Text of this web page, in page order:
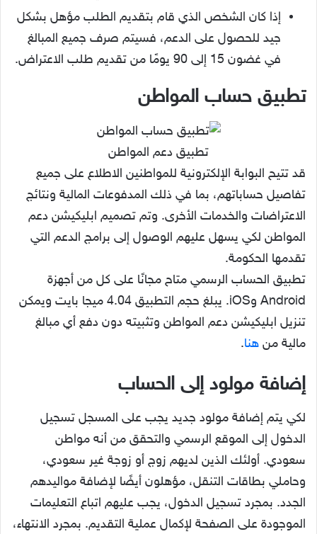
إذا كان الشخص الذي قام بتقديم الطلب مؤهل بشكل
جيد للحصول على الدعم، فسيتم صرف جميع المبالغ
في غضون 15 إلى 90 يومًا من تقديم طلب الاعتراض.
تطبيق حساب المواطن
تطبيق دعم المواطن
قد تتيح البوابة الإلكترونية للمواطنين الاطلاع على جميع
تفاصيل حساباتهم، بما في ذلك المدفوعات المالية ونتائج
الاعتراضات والخدمات الأخرى. وتم تصميم ابليكيشن دعم
المواطن لكي يسهل عليهم الوصول إلى برامج الدعم التي
تقدمها الحكومة.
تطبيق الحساب الرسمي متاح مجانًا على كل من أجهزة
Android وiOS. يبلغ حجم التطبيق 4.04 ميجا بايت ويمكن
تنزيل ابليكيشن دعم المواطن وتثبيته دون دفع أي مبالغ
مالية من هنا.
إضافة مولود إلى الحساب
لكي يتم إضافة مولود جديد يجب على المسجل تسجيل
الدخول إلى الموقع الرسمي والتحقق من أنه مواطن
سعودي. أولئك الذين لديهم زوج أو زوجة غير سعودي،
وحاملي بطاقات التنقل، مؤهلون أيضًا لإضافة مواليدهم
الجدد. بمجرد تسجيل الدخول، يجب عليهم اتباع التعليمات
الموجودة على الصفحة لإكمال عملية التقديم. بمجرد الانتهاء،